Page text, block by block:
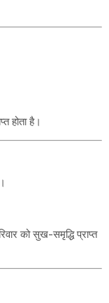
होता है।
को सुख-समृद्धि प्राप्त